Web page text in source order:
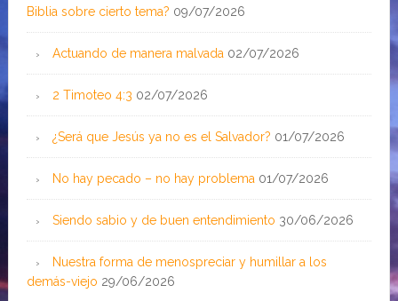
Biblia sobre cierto tema? 09/07/2026
Actuando de manera malvada 02/07/2026
2 Timoteo 4:3 02/07/2026
¿Será que Jesús ya no es el Salvador? 01/07/2026
No hay pecado – no hay problema 01/07/2026
Siendo sabio y de buen entendimiento 30/06/2026
Nuestra forma de menospreciar y humillar a los
demás-viejo 29/06/2026